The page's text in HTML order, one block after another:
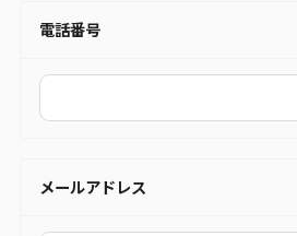
電話番号
メールアドレス